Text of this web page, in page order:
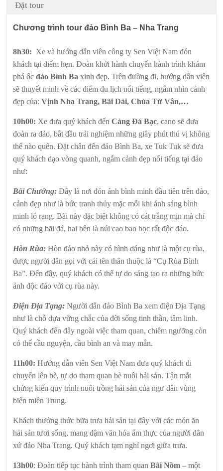
Đặt tour
Chương trình tour đảo Bình Ba – Nha Trang
8h30: Xe và hướng dẫn viên công ty Sen Việt Nam đón
khách tại điểm hẹn. Đoàn khởi hành chuyến hành trình khám
phá ốcđảo Bình Ba xinh đẹp. Trên đường đi, hướng dẫn viên
sẽ thuyết minh về các điểm du lịch nổi tiếng, ngắm nhìn cảnh
đẹp của:Vịnh Nha Trang, Bãi Dài, Chùa Từ Vân,…
10h00: Xe đưa quý khách đếnCảng Đá Bạc, cano sẽ đưa
đoàn ra đảo, bắt đầu trải nghiệm những giây phút thú vị không
thể nào quên. Đặt chân đến đảo Bình Ba, xe Tuk Tuk sẽ đưa
quý khách dạo vòng quanh, ngắm cảnh đẹp nổi tiếng tại đảo
như:
Bãi Chướng: Đây là nơi đón ánh bình minh đầu tiên trên đảo,
cảnh đẹp như là bức tranh thủy mặc mỗi khi ánh sáng bình
minh ló rạng. Bãi này đặc biệt không có cát trắng mịn mà chỉ
có những bãi đá, hai bên là núi cao bao bọc rất độc đáo.
Hòn Rùa: Hòn đảo nhỏ này có hình dáng như là một cụ rùa,
được người dân gọi với cái tên thân thuộc là “Cụ Rùa Bình
Ba”. Đến đây, quý khách có thể tự do sáng tạo ra những bức
ảnh độc đáo với cụ rùa này.
Điện Địa Tạng: Người dân đảo Bình Ba xem điện Địa Tạng
như là chỗ dựa vững chắc của đời sống tinh thần, tâm linh.
Quý khách đến đây ngoài việc tham quan, chiêm ngưỡng còn
có thể cầu nguyện, cầu bình an và may mắn.
11h00: Hướng dẫn viên Sen Việt Nam đưa quý khách di
chuyển lên bè, tự do tham quan bè nuôi hải sản. Tận mắt
chứng kiến quy trình nuôi trồng hải sản của ngư dân vùng
biển miền Trung.
Khách thưởng thức bữa trưa hải sản tại đây với các món ăn
hải sản tươi sống, mang đậm văn hóa ẩm thực của người dân
xứ đảo Nha Trang. Quý khách tạm nghỉ ngơi giữa trưa.
13h00: Đoàn tiếp tục hành trình tham quanBãi Nồm – một